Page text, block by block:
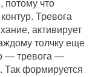
потому что
Тревога
активирует
толчку еще
— тревога —
Так формируется